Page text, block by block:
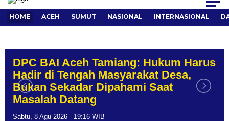
HOME ACEH SUMUT NASIONAL INTERNASIONAL
DPC BAI Aceh Tamiang: Hukum Harus
Hadir di Tengah Masyarakat Desa,
Bukan Sekadar Dipahami Saat
Masalah Datang
Sabtu, 8 Agu 2026 - 19:16 WIB